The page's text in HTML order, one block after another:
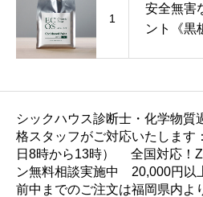
1
安全無害
ント《黒
シックハウス診断士・化学物質
格スタッフがご対応いたします
日8時から13時） 全国対応！
ン無料相談実施中 20,000円以
前中までのご注文は福岡県内よ